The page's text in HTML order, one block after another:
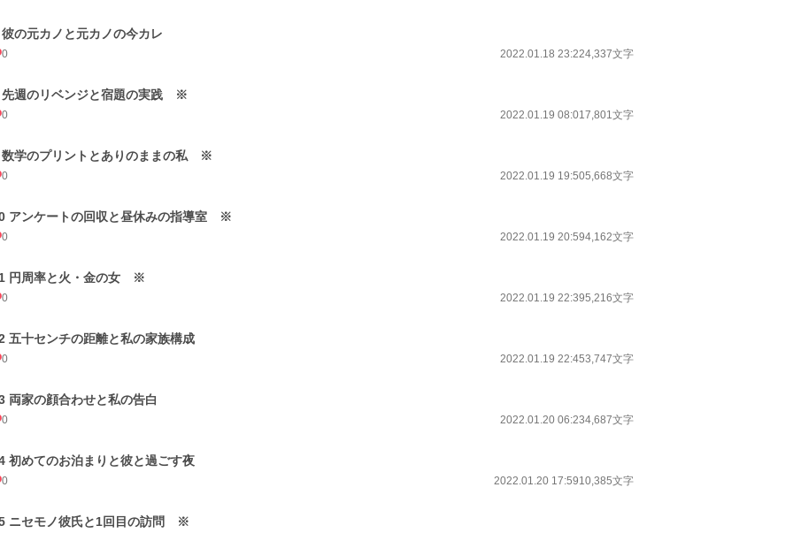
の元カノと元カノの今カレ
0 2022.01.18 23:224,337文字
先週のリベンジと宿題の実践 ※
0 2022.01.19 08:017,801文字
学のプリントとありのままの私 ※
0 2022.01.19 19:505,668文字
アンケートの回収と昼休みの指導室 ※
0 2022.01.19 20:594,162文字
円周率と火・金の女 ※
0 2022.01.19 22:395,216文字
五十センチの距離と私の家族構成
0 2022.01.19 22:453,747文字
両家の顔合わせと私の告白
0 2022.01.20 06:234,687文字
初めてのお泊まりと彼と過ごす夜
0 2022.01.20 17:5910,385文字
ニセモノ彼氏と1回目の訪問 ※